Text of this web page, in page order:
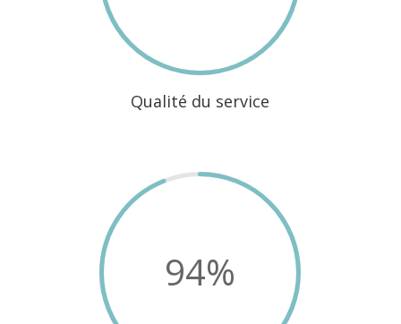
Qualité du service
94%